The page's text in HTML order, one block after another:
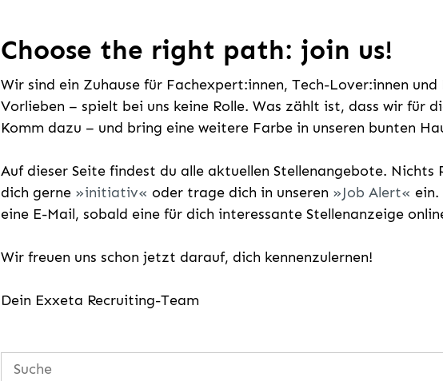
Choose the right path: join us!
Wir sind ein Zuhause für Fachexpert:innen, Tech-Lover:innen
Vorlieben – spielt bei uns keine Rolle. Was zählt ist, dass wir für
Komm dazu – und bring eine weitere Farbe in unseren bunten
Auf dieser Seite findest du alle aktuellen Stellenangebote. Nichts
dich gerne
initiativ oder trage dich in unseren Job Alert
eine E-Mail, sobald eine für dich interessante Stellenanzeige
Wir freuen uns schon jetzt darauf, dich kennenzulernen!
Dein Exxeta Recruiting-Team